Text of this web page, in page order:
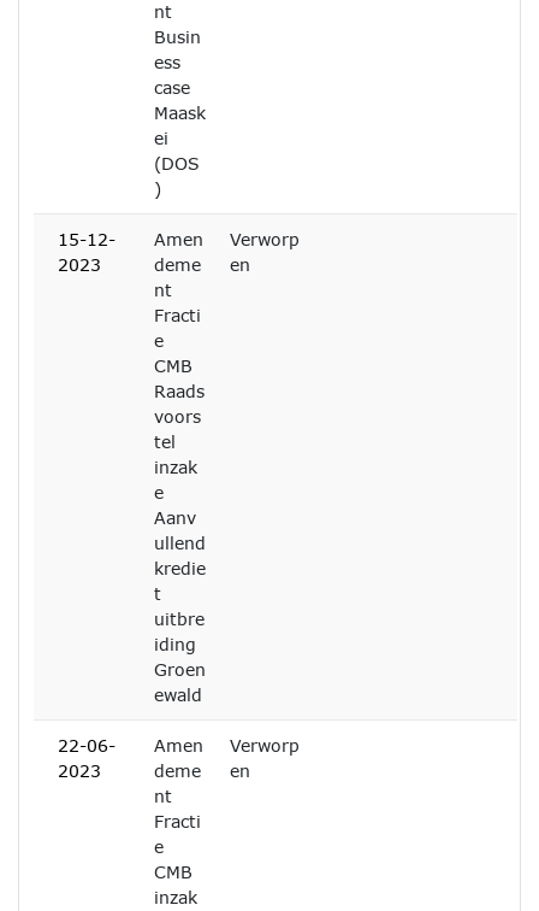
nt
Busin
ess
case
Maask
ei
(DOS
)
15-12-
2023
Amen
deme
nt
Fracti
e
CMB
Raads
voors
tel
inzak
e
Aanv
ullend
kredie
t
uitbre
iding
Groen
ewald
Verworp
en
22-06-
2023
Amen
deme
nt
Fracti
e
CMB
inzak
Verworp
en